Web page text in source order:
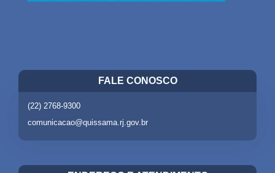
FALE CONOSCO
(22) 2768-9300
comunicacao@quissama.rj.gov.br